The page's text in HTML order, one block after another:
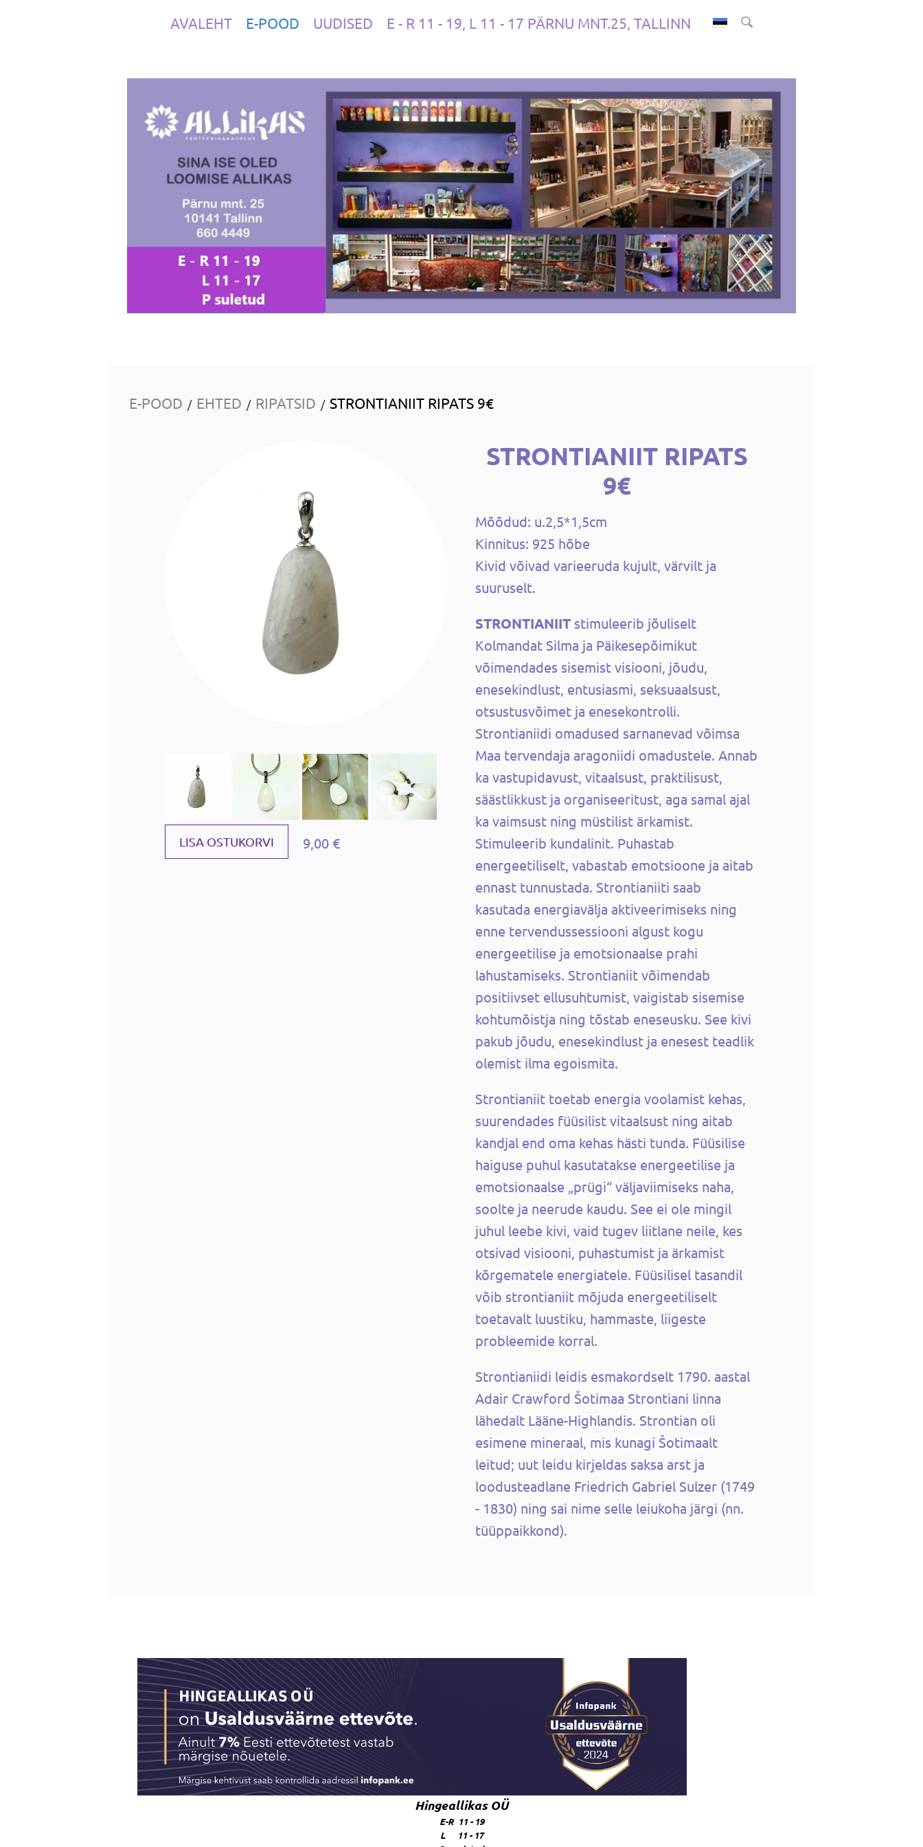
AVALEHT E-POOD UUDISED E - R 11 - 19, L 11 - 17 PÄRNU MNT.25, TALLINN
E-POOD / EHTED / RIPATSID / STRONTIANIIT RIPATS 9€
LISA OSTUKORVI 9,00 €
STRONTIANIIT RIPATS
9€
Mõõdud: u.2,5*1,5cm
Kinnitus: 925 hõbe
Kivid võivad varieeruda kujult, värvilt ja
suuruselt.
STRONTIANIIT stimuleerib jõuliselt
Kolmandat Silma ja Päikesepõimikut
võimendades sisemist visiooni, jõudu,
enesekindlust, entusiasmi, seksuaalsust,
otsustusvõimet ja enesekontrolli.
Strontianiidi omadused sarnanevad võimsa
Maa tervendaja aragoniidi omadustele. Annab
ka vastupidavust, vitaalsust, praktilisust,
säästlikkust ja organiseeritust, aga samal ajal
ka vaimsust ning müstilist ärkamist.
Stimuleerib kundalinit. Puhastab
energeetiliselt, vabastab emotsioone ja aitab
ennast tunnustada. Strontianiiti saab
kasutada energiavälja aktiveerimiseks ning
enne tervendussessiooni algust kogu
energeetilise ja emotsionaalse prahi
lahustamiseks. Strontianiit võimendab
positiivset ellusuhtumist, vaigistab sisemise
kohtumõistja ning tõstab eneseusku. See kivi
pakub jõudu, enesekindlust ja enesest teadlik
olemist ilma egoismita.
Strontianiit toetab energia voolamist kehas,
suurendades füüsilist vitaalsust ning aitab
kandjal end oma kehas hästi tunda. Füüsilise
haiguse puhul kasutatakse energeetilise ja
emotsionaalse „prügi“ väljaviimiseks naha,
soolte ja neerude kaudu. See ei ole mingil
juhul leebe kivi, vaid tugev liitlane neile, kes
otsivad visiooni, puhastumist ja ärkamist
kõrgematele energiatele. Füüsilisel tasandil
võib strontianiit mõjuda energeetiliselt
toetavalt luustiku, hammaste, liigeste
probleemide korral.
Strontianiidi leidis esmakordselt 1790. aastal
Adair Crawford Šotimaa Strontiani linna
lähedalt Lääne-Highlandis. Strontian oli
esimene mineraal, mis kunagi Šotimaalt
leitud; uut leidu kirjeldas saksa arst ja
loodusteadlane Friedrich Gabriel Sulzer (1749
- 1830) ning sai nime selle leiukoha järgi (nn.
tüüppaikkond).
Hingeallikas OÜ
E-R 11 - 19
L 11 - 17